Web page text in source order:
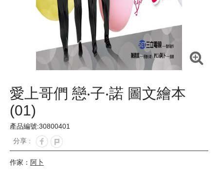
愛上哥們 戀‧子‧諾 圖文繪本
(01)
產品編號:30800401
分享 :
作家： 阿卜